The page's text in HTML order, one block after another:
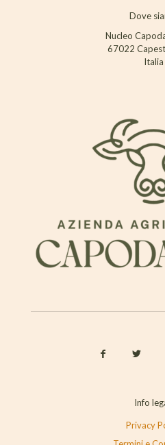
Dove
Nucleo
67022
Italia
Info
Privacy